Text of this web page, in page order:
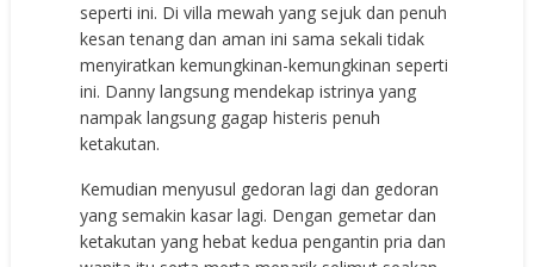
seperti ini. Di villa mewah yang sejuk dan penuh
kesan tenang dan aman ini sama sekali tidak
menyiratkan kemungkinan-kemungkinan seperti
ini. Danny langsung mendekap istrinya yang
nampak langsung gagap histeris penuh
ketakutan.
Kemudian menyusul gedoran lagi dan gedoran
yang semakin kasar lagi. Dengan gemetar dan
ketakutan yang hebat kedua pengantin pria dan